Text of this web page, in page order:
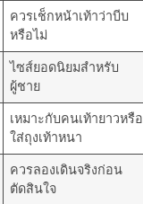
ควรเช็กหน้าเท้าว่าบีบ
หรือไม่
ไซส์ยอดนิยมสำหรับ
ผู้ชาย
เหมาะกับคนเท้ายาวหรือ
ใส่ถุงเท้าหนา
ควรลองเดินจริงก่อน
ตัดสินใจ